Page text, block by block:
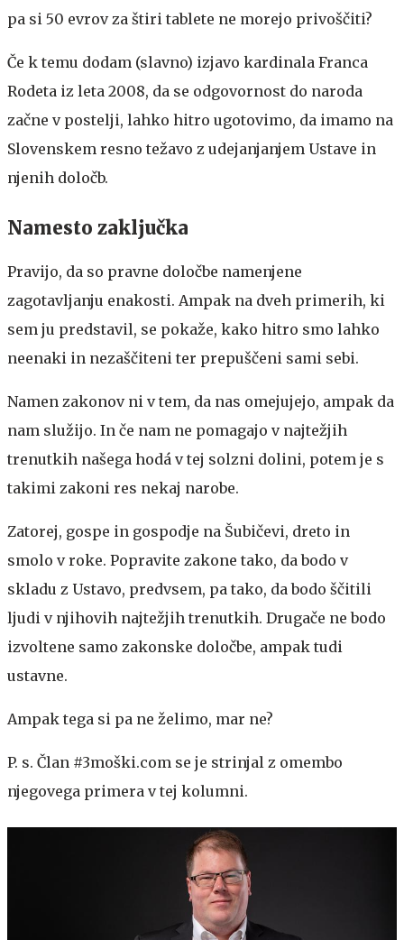
pa si 50 evrov za štiri tablete ne morejo privoščiti?
Če k temu dodam (slavno) izjavo kardinala Franca
Rodeta iz leta 2008, da se odgovornost do naroda
začne v postelji, lahko hitro ugotovimo, da imamo na
Slovenskem resno težavo z udejanjanjem Ustave in
njenih določb.
Namesto zaključka
Pravijo, da so pravne določbe namenjene
zagotavljanju enakosti. Ampak na dveh primerih, ki
sem ju predstavil, se pokaže, kako hitro smo lahko
neenaki in nezaščiteni ter prepuščeni sami sebi.
Namen zakonov ni v tem, da nas omejujejo, ampak da
nam služijo. In če nam ne pomagajo v najtežjih
trenutkih našega hodá v tej solzni dolini, potem je s
takimi zakoni res nekaj narobe.
Zatorej, gospe in gospodje na Šubičevi, dreto in
smolo v roke. Popravite zakone tako, da bodo v
skladu z Ustavo, predvsem, pa tako, da bodo ščitili
ljudi v njihovih najtežjih trenutkih. Drugače ne bodo
izvoltene samo zakonske določbe, ampak tudi
ustavne.
Ampak tega si pa ne želimo, mar ne?
P. s. Član #3moški.com se je strinjal z omembo
njegovega primera v tej kolumni.